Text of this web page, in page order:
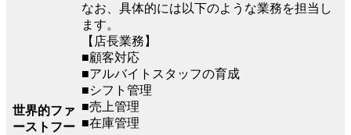
世界的ファ
ーストフー
なお、具体的には以下のような業務を担当し
ます。
【店長業務】
■顧客対応
■アルバイトスタッフの育成
■シフト管理
■売上管理
■在庫管理